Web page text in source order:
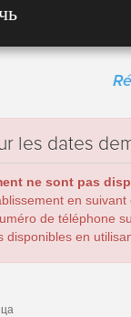
les dates
ne sont pas
en suivant
de téléphone
en